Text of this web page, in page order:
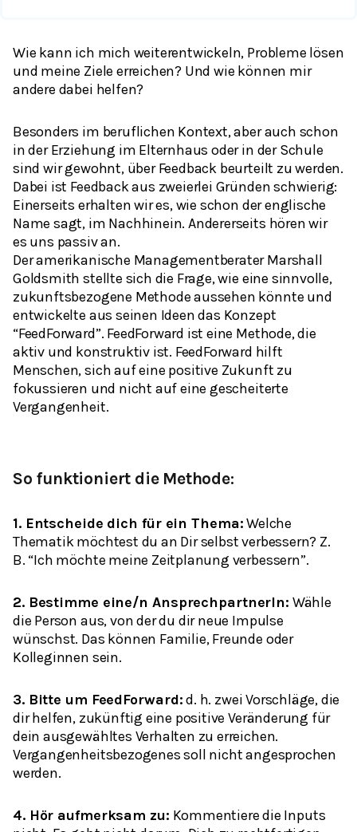
Wie kann ich mich weiterentwickeln, Probleme lösen
und meine Ziele erreichen? Und wie können mir
andere dabei helfen?
Besonders im beruflichen Kontext, aber auch schon
in der Erziehung im Elternhaus oder in der Schule
sind wir gewohnt, über Feedback beurteilt zu werden.
Dabei ist Feedback aus zweierlei Gründen schwierig:
Einerseits erhalten wir es, wie schon der englische
Name sagt, im Nachhinein. Andererseits hören wir
es uns passiv an.
Der amerikanische Managementberater Marshall
Goldsmith stellte sich die Frage, wie eine sinnvolle,
zukunftsbezogene Methode aussehen könnte und
entwickelte aus seinen Ideen das Konzept
“FeedForward”. FeedForward ist eine Methode, die
aktiv und konstruktiv ist. FeedForward hilft
Menschen, sich auf eine positive Zukunft zu
fokussieren und nicht auf eine gescheiterte
Vergangenheit.
So funktioniert die Methode:
1. Entscheide dich für ein Thema:Welche
Thematik möchtest du an Dir selbst verbessern? Z.
B. “Ich möchte meine Zeitplanung verbessern”.
2. Bestimme eine/n AnsprechpartnerIn: Wähle
die Person aus, von der du dir neue Impulse
wünschst. Das können Familie, Freunde oder
Kolleginnen sein.
3. Bitte um FeedForward:d. h. zwei Vorschläge, die
dir helfen, zukünftig eine positive Veränderung für
dein ausgewähltes Verhalten zu erreichen.
Vergangenheitsbezogenes soll nicht angesprochen
werden.
4. Hör aufmerksam zu: Kommentiere die Inputs